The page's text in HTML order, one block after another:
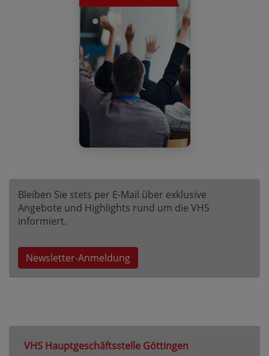
Bleiben Sie stets per E-Mail über exklusive
Angebote und Highlights rund um die VHS
informiert.
Newsletter-Anmeldung
VHS Hauptgeschäftsstelle Göttingen